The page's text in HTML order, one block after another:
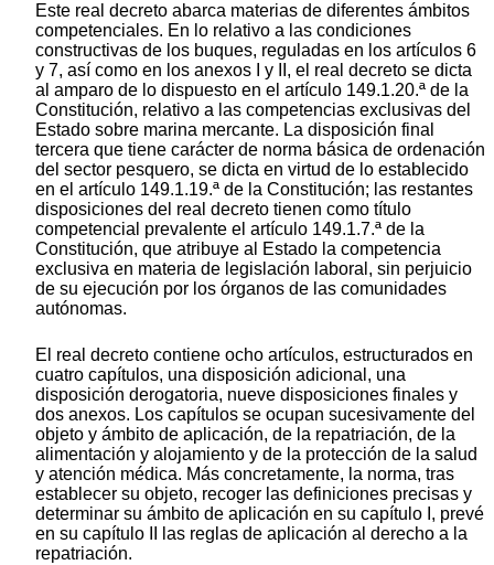
Este real decreto abarca materias de diferentes ámbitos
competenciales. En lo relativo a las condiciones
constructivas de los buques, reguladas en los artículos 6
y 7, así como en los anexos I y II, el real decreto se dicta
al amparo de lo dispuesto en el artículo 149.1.20.ª de la
Constitución, relativo a las competencias exclusivas del
Estado sobre marina mercante. La disposición final
tercera que tiene carácter de norma básica de ordenación
del sector pesquero, se dicta en virtud de lo establecido
en el artículo 149.1.19.ª de la Constitución; las restantes
disposiciones del real decreto tienen como título
competencial prevalente el artículo 149.1.7.ª de la
Constitución, que atribuye al Estado la competencia
exclusiva en materia de legislación laboral, sin perjuicio
de su ejecución por los órganos de las comunidades
autónomas.
El real decreto contiene ocho artículos, estructurados en
cuatro capítulos, una disposición adicional, una
disposición derogatoria, nueve disposiciones finales y
dos anexos. Los capítulos se ocupan sucesivamente del
objeto y ámbito de aplicación, de la repatriación, de la
alimentación y alojamiento y de la protección de la salud
y atención médica. Más concretamente, la norma, tras
establecer su objeto, recoger las definiciones precisas y
determinar su ámbito de aplicación en su capítulo I, prevé
en su capítulo II las reglas de aplicación al derecho a la
repatriación.